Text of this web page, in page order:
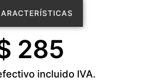
incluido IVA.
285